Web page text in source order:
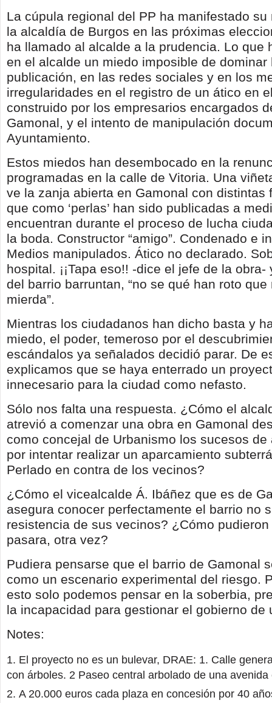
La cúpula regional del PP ha manifestado su
la alcaldía de Burgos en las próximas
ha llamado al alcalde a la prudencia. Lo que
en el alcalde un miedo imposible de dominar
publicación, en las redes sociales y en los
irregularidades en el registro de un ático en
construido por los empresarios encargados
Gamonal, y el intento de manipulación
Ayuntamiento.
Estos miedos han desembocado en la
programadas en la calle de Vitoria. Una
ve la zanja abierta en Gamonal con distintas
que como ‘perlas’ han sido publicadas a
encuentran durante el proceso de lucha
la boda. Constructor “amigo”. Condenado e
Medios manipulados. Ático no declarado.
hospital. ¡¡Tapa eso!! -dice el jefe de la
del barrio barruntan, “no se qué han roto
mierda”.
Mientras los ciudadanos han dicho basta y
miedo, el poder, temeroso por el
escándalos ya señalados decidió parar. De
explicamos que se haya enterrado un
innecesario para la ciudad como nefasto.
Sólo nos falta una respuesta. ¿Cómo el
atrevió a comenzar una obra en Gamonal
como concejal de Urbanismo los sucesos de
por intentar realizar un aparcamiento
Perlado en contra de los vecinos?
¿Cómo el vicealcalde Á. Ibáñez que es de
asegura conocer perfectamente el barrio no
resistencia de sus vecinos? ¿Cómo
pasara, otra vez?
Pudiera pensarse que el barrio de Gamonal
como un escenario experimental del riesgo.
esto solo podemos pensar en la soberbia,
la incapacidad para gestionar el gobierno de
Notes:
El proyecto no es un bulevar, DRAE: 1. Calle
con árboles. 2 Paseo central arbolado de una
A 20.000 euros cada plaza en concesión por 40